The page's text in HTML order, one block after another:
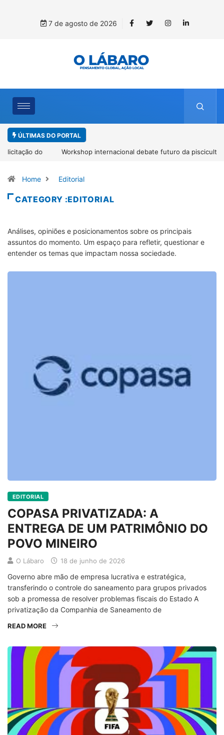
7 de agosto de 2026
ÚLTIMAS DO PORTAL
Workshop internacional debate futuro da piscicultura com
Home Editorial
CATEGORY :EDITORIAL
Análises, opiniões e posicionamentos sobre os principais
assuntos do momento. Um espaço para refletir, questionar e
entender os temas que impactam nossa sociedade.
EDITORIAL
COPASA PRIVATIZADA: A
ENTREGA DE UM PATRIMÔNIO DO
POVO MINEIRO
O Lábaro 18 de junho de 2026
Governo abre mão de empresa lucrativa e estratégica,
transferindo o controle do saneamento para grupos privados
sob a promessa de resolver problemas fiscais do Estado A
privatização da Companhia de Saneamento de
READ MORE